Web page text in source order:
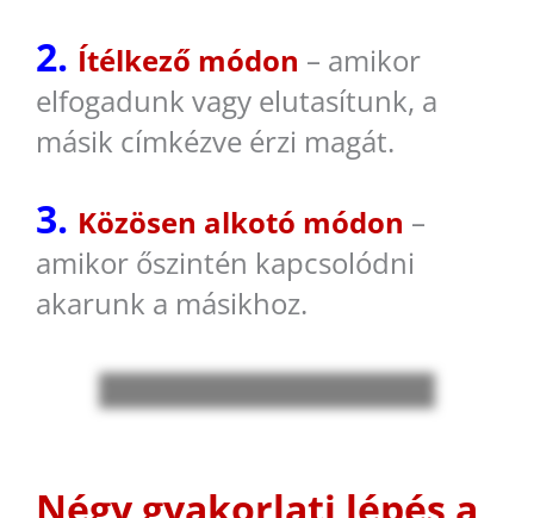
2. Ítélkező módon – amikor
elfogadunk vagy elutasítunk, a
másik címkézve érzi magát.
3. Közösen alkotó módon –
amikor őszintén kapcsolódni
akarunk a másikhoz.